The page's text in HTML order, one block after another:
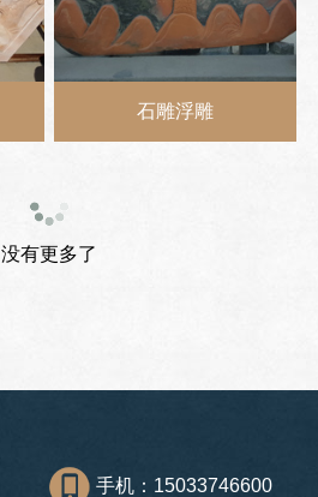
石雕浮雕
没有更多了
手机：15033746600